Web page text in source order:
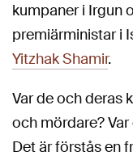
kumpaner i Irgun
premiärministar i
Yitzhak Shamir.
Var de och deras
och mördare?
Det är förstås en